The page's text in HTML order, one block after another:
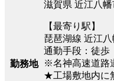
勤務地
滋賀県 近江八幡
【最寄り駅】
琵琶湖線 近江八
通勤手段：徒歩
※名神高速道路
★工場敷地内に